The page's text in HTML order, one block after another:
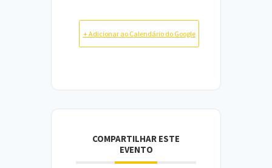
+ Adicionar ao Calendário do Google
COMPARTILHAR ESTE
EVENTO